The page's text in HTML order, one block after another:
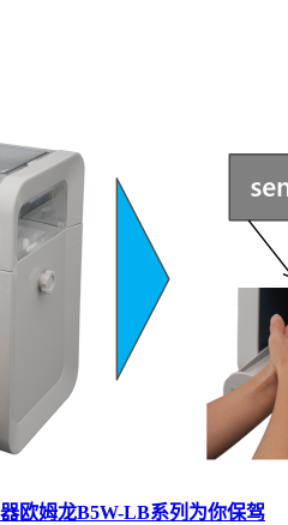
欧姆龙B5W-LB系列为你保驾